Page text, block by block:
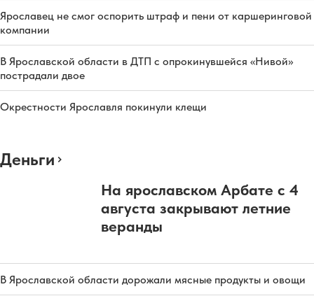
Ярославец не смог оспорить штраф и пени от каршеринговой
компании
В Ярославской области в ДТП с опрокинувшейся «Нивой»
пострадали двое
Окрестности Ярославля покинули клещи
Деньги
На ярославском Арбате с 4
августа закрывают летние
веранды
В Ярославской области дорожали мясные продукты и овощи